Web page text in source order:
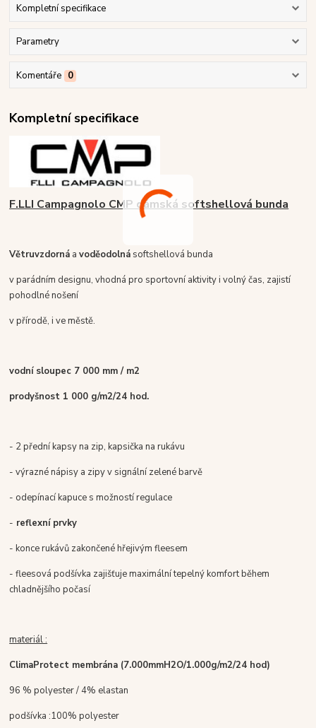
Kompletní specifikace
Parametry
Komentáře 0
Kompletní specifikace
F.LLI Campagnolo CMP dámská softshellová bunda
Větruvzdorná avoděodolná softshellová bunda
v parádním designu, vhodná pro sportovní aktivity i volný čas, zajistí
pohodlné nošení
v přírodě, i ve městě.
vodní sloupec 7 000 mm / m2
prodyšnost 1 000 g/m2/24 hod.
- 2 přední kapsy na zip, kapsička na rukávu
- výrazné nápisy a zipy v signální zelené barvě
- odepínací kapuce s možností regulace
- reflexní prvky
- konce rukávů zakončené hřejivým fleesem
- fleesová podšívka zajišťuje maximální tepelný komfort během
chladnějšího počasí
materiál :
ClimaProtect membrána (7.000mmH2O/1.000g/m2/24 hod)
96 % polyester / 4% elastan
podšívka :100% polyester